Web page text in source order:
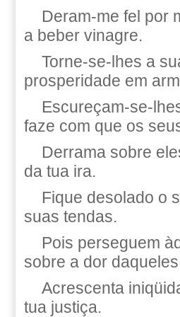
Deram-me fel por
a beber vinagre.
Torne-se-lhes a
prosperidade em
Escureçam-se-
faze com que os
Derrama sobre
da tua ira.
Fique desolado o
suas tendas.
Pois perseguem
sobre a dor
Acrescenta
tua justiça.